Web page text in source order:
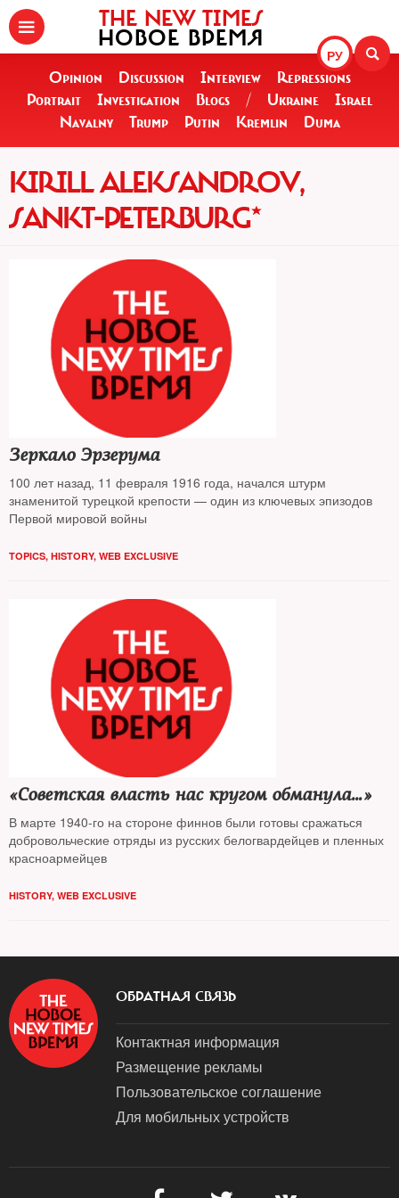
РУ
THE NEW TIMES
НОВОЕ ВРЕМЯ
Opinion Discussion Interview
Repressions
Portrait
Investigation Blogs / Ukraine
Israel
Navalny
Trump Putin Kremlin Duma
KIRILL ALEKSANDROV,
SANKT-PETERBURG*
Зеркало Эрзерума
100 лет назад, 11 февраля 1916 года, начался штурм
знаменитой турецкой крепости — один из ключевых эпизодов
Первой мировой войны
TOPICS, HISTORY, WEB EXCLUSIVE
«Советская власть нас кругом обманула…»
В марте 1940-го на стороне финнов были готовы сражаться
добровольческие отряды из русских белогвардейцев и пленных
красноармейцев
HISTORY, WEB EXCLUSIVE
ОБРАТНАЯ СВЯЗЬ
Контактная информация
Размещение рекламы
Пользовательское соглашение
Для мобильных устройств